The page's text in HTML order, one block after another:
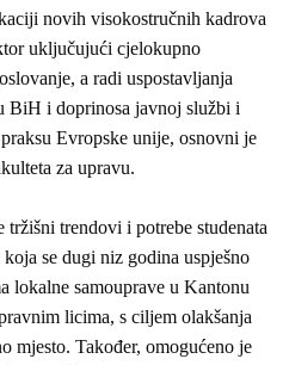
novih visokostručnih kadrova
uključujući cjelokupno
a radi uspostavljanja
BiH i doprinosa javnoj službi i
Evropske unije, osnovni je
za upravu.
tržišni trendovi i potrebe studenata
se dugi niz godina uspješno
lokalne samouprave u Kantonu
licima, s ciljem olakšanja
mjesto. Također, omogućeno je